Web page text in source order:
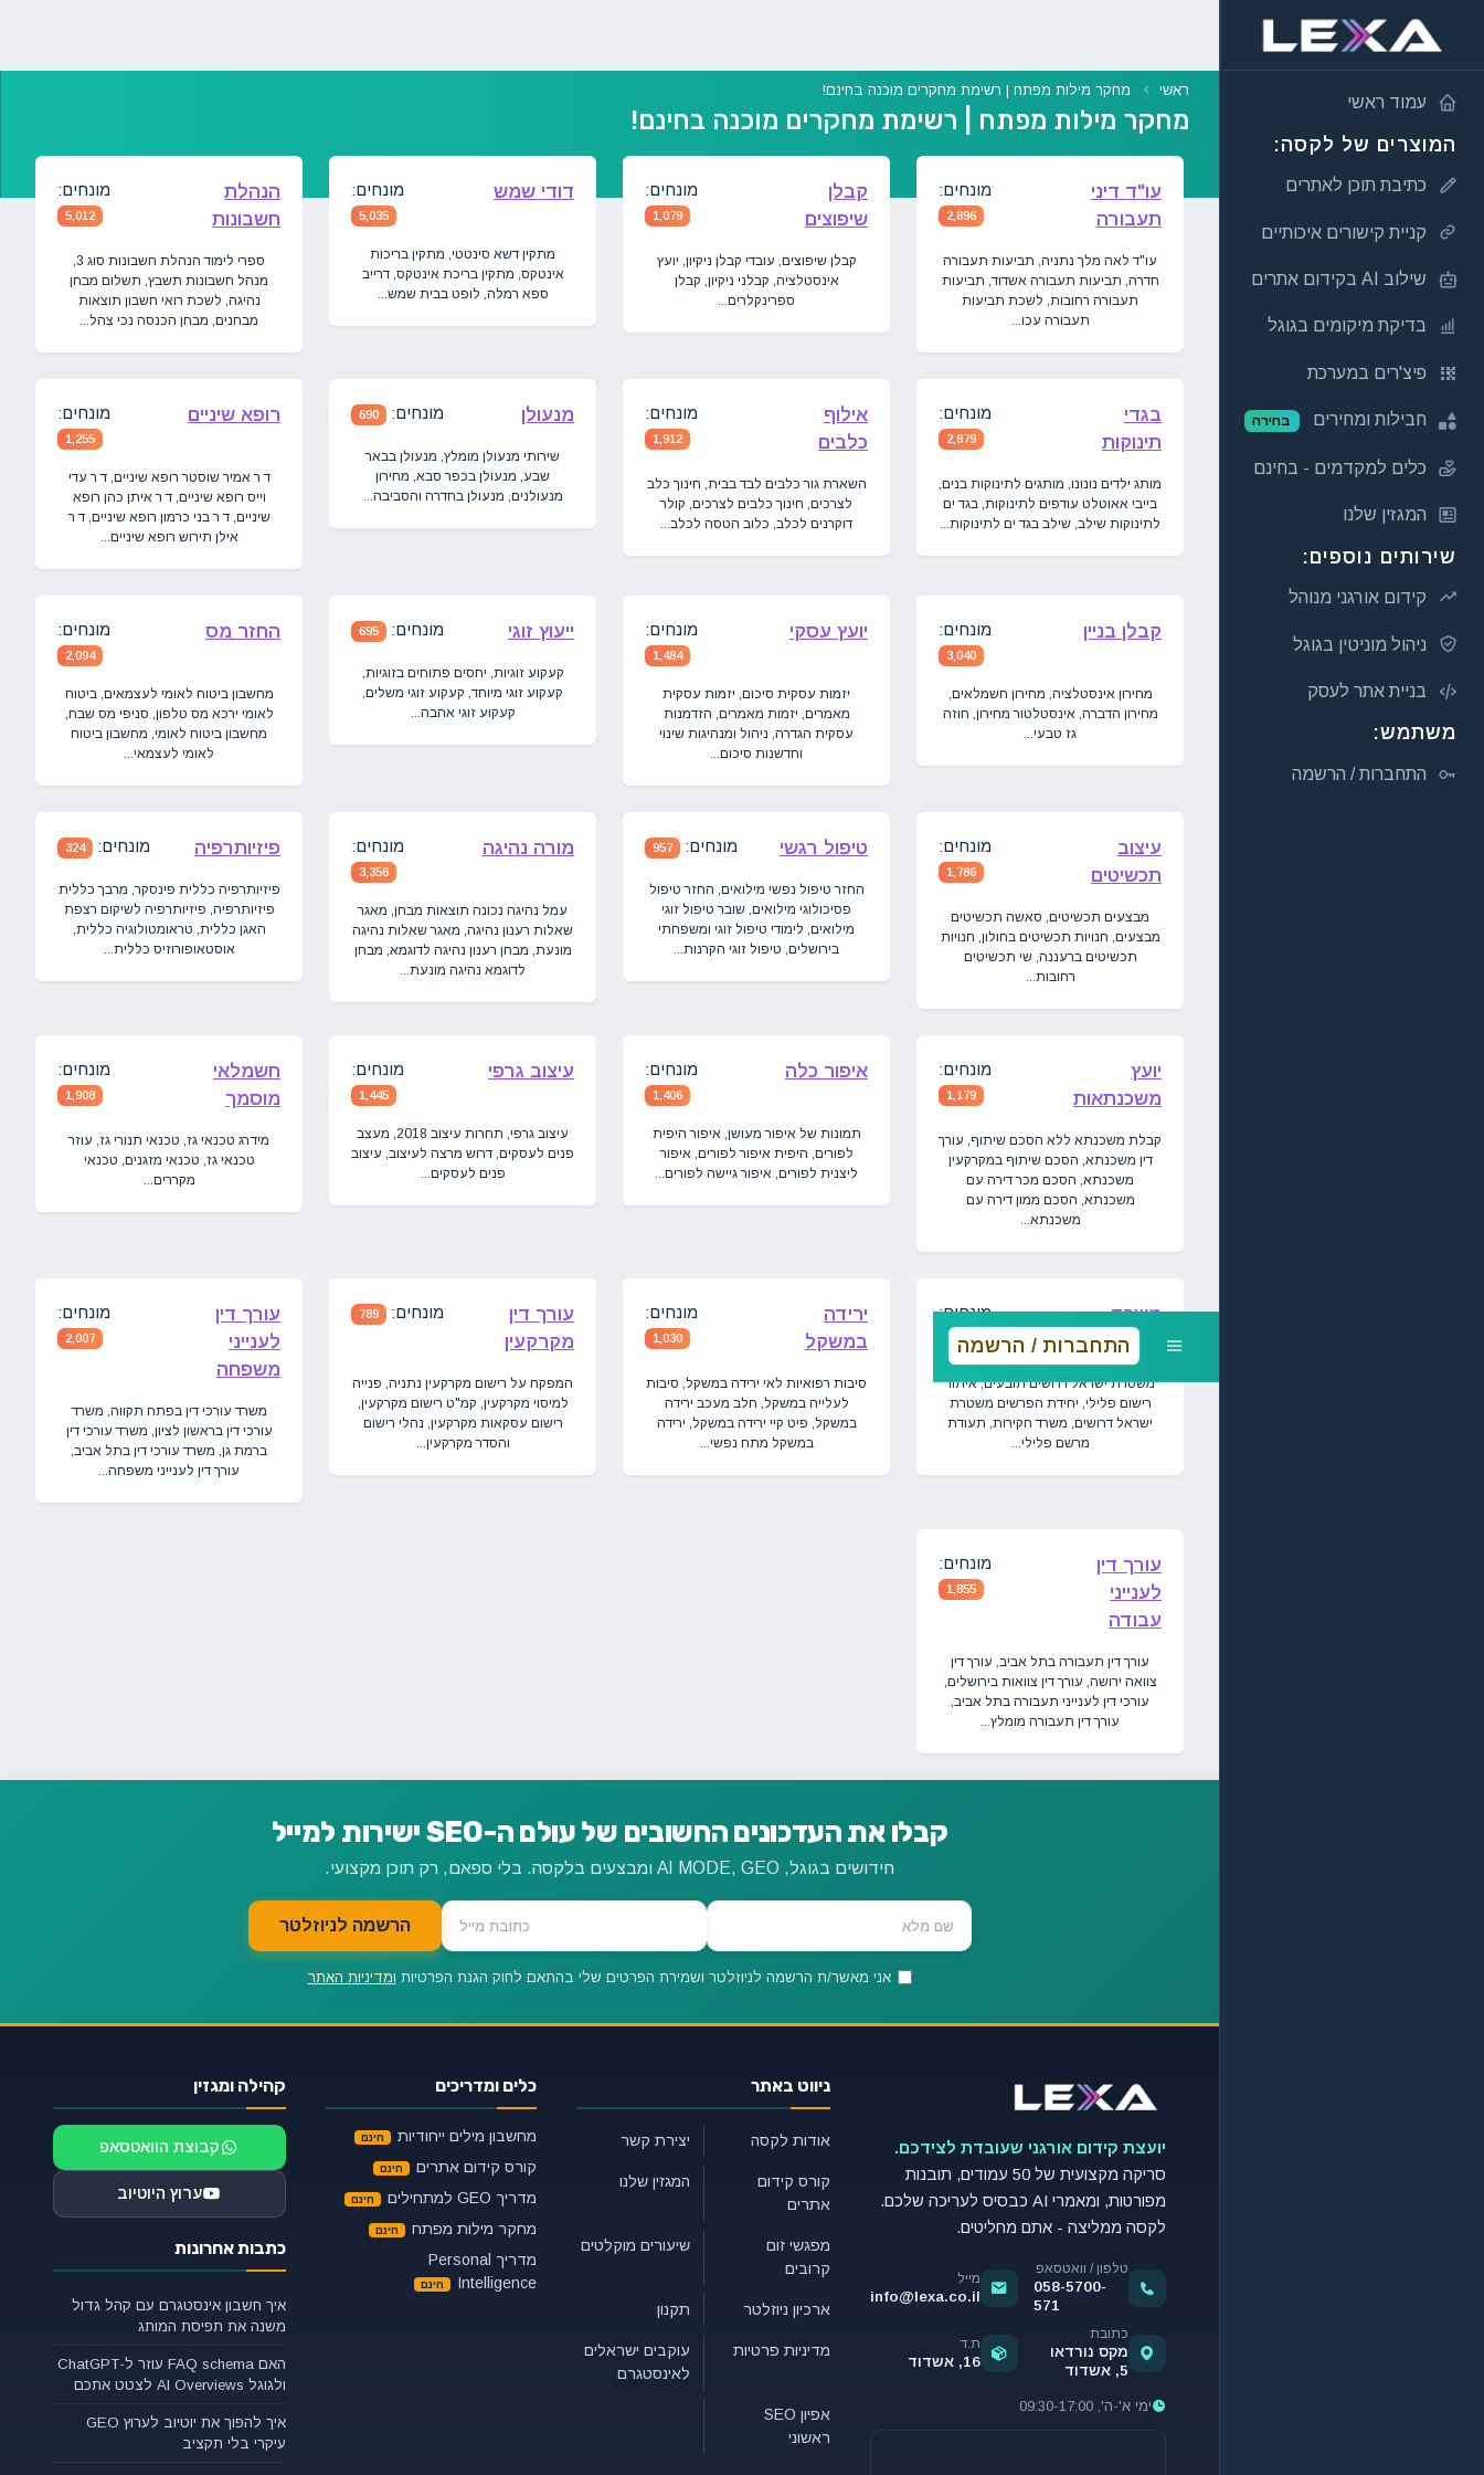
התחברות / הרשמה
עמוד ראשי
המוצרים של לקסה:
כתיבת תוכן לאתרים
קניית קישורים איכותיים
שילוב AI בקידום אתרים
בדיקת מיקומים בגוגל
פיצ'רים במערכת
חבילות ומחירים בחירה
כלים למקדמים - בחינם
המגזין שלנו
שירותים נוספים:
קידום אורגני מנוהל
ניהול מוניטין בגוגל
בניית אתר לעסק
משתמש:
התחברות / הרשמה
ראשי מחקר מילות מפתח | רשימת מחקרים מוכנה בחינם!
מחקר מילות מפתח | רשימת מחקרים מוכנה בחינם!
עו"ד דיני
תעבורה
מונחים:
2,896
עו"ד לאה מלך נתניה, תביעות תעבורה
חדרה, תביעות תעבורה אשדוד, תביעות
תעבורה רחובות, לשכת תביעות
תעבורה עכו...
קבלן
שיפוצים
מונחים:
1,079
קבלן שיפוצים, עובדי קבלן ניקיון, יועץ
אינסטלציה, קבלני ניקיון, קבלן
ספרינקלרים...
דודי שמש מונחים:
5,035
מתקין דשא סינטטי, מתקין בריכות
אינטקס, מתקין בריכת אינטקס, דרייב
ספא רמלה, לופט בבית שמש...
הנהלת
חשבונות
מונחים:
5,012
ספרי לימוד הנהלת חשבונות סוג 3,
מנהל חשבונות תשבץ, תשלום מבחן
נהיגה, לשכת רואי חשבון תוצאות
מבחנים, מבחן הכנסה נכי צהל...
בגדי
תינוקות
מונחים:
2,879
מותג ילדים נונונו, מותגים לתינוקות בנים,
בייבי אאוטלט עודפים לתינוקות, בגד ים
לתינוקות שילב, שילב בגד ים לתינוקות...
אילוף
כלבים
מונחים:
1,912
השארת גור כלבים לבד בבית, חינוך כלב
לצרכים, חינוך כלבים לצרכים, קולר
דוקרנים לכלב, כלוב הטסה לכלב...
מנעולן מונחים: 690
שירותי מנעולן מומלץ, מנעולן בבאר
שבע, מנעולן בכפר סבא, מחירון
מנעולנים, מנעולן בחדרה והסביבה...
רופא שיניים מונחים:
1,255
ד ר אמיר שוסטר רופא שיניים, ד ר עדי
וייס רופא שיניים, ד ר איתן כהן רופא
שיניים, ד ר בני כרמון רופא שיניים, ד ר
אילן תירוש רופא שיניים...
קבלן בניין מונחים:
3,040
מחירון אינסטלציה, מחירון חשמלאים,
מחירון הדברה, אינסטלטור מחירון, חוזה
גז טבעי...
יועץ עסקי מונחים:
1,484
יזמות עסקית סיכום, יזמות עסקית
מאמרים, יזמות מאמרים, הזדמנות
עסקית הגדרה, ניהול ומנהיגות שינוי
וחדשנות סיכום...
ייעוץ זוגי מונחים: 695
קעקוע זוגיות, יחסים פתוחים בזוגיות,
קעקוע זוגי מיוחד, קעקוע זוגי משלים,
קעקוע זוגי אהבה...
החזר מס מונחים:
2,094
מחשבון ביטוח לאומי לעצמאים, ביטוח
לאומי ירכא מס טלפון, סניפי מס שבח,
מחשבון ביטוח לאומי, מחשבון ביטוח
לאומי לעצמאי...
עיצוב
תכשיטים
מונחים:
1,786
מבצעים תכשיטים, סאשה תכשיטים
מבצעים, חנויות תכשיטים בחולון, חנויות
תכשיטים ברעננה, שי תכשיטים
רחובות...
טיפול רגשי מונחים: 957
החזר טיפול נפשי מילואים, החזר טיפול
פסיכולוגי מילואים, שובר טיפול זוגי
מילואים, לימודי טיפול זוגי ומשפחתי
בירושלים, טיפול זוגי הקרנות...
מורה נהיגה מונחים:
3,356
עמל נהיגה נכונה תוצאות מבחן, מאגר
שאלות רענון נהיגה, מאגר שאלות נהיגה
מונעת, מבחן רענון נהיגה לדוגמא, מבחן
לדוגמא נהיגה מונעת...
פיזיותרפיה מונחים: 324
פיזיותרפיה כללית פינסקר, מרבך כללית
פיזיותרפיה, פיזיותרפיה לשיקום רצפת
האגן כללית, טראומטולוגיה כללית,
אוסטאופורוזיס כללית...
יועץ
משכנתאות
מונחים:
1,179
קבלת משכנתא ללא הסכם שיתוף, עורך
דין משכנתא, הסכם שיתוף במקרקעין
משכנתא, הסכם מכר דירה עם
משכנתא, הסכם ממון דירה עם
משכנתא...
איפור כלה מונחים:
1,406
תמונות של איפור מעושן, איפור היפית
לפורים, היפית איפור לפורים, איפור
ליצנית לפורים, איפור גיישה לפורים...
עיצוב גרפי מונחים:
1,445
עיצוב גרפי, תחרות עיצוב 2018, מעצב
פנים לעסקים, דרוש מרצה לעיצוב, עיצוב
פנים לעסקים...
חשמלאי
מוסמך
מונחים:
1,908
מידרג טכנאי גז, טכנאי תנורי גז, עוזר
טכנאי גז, טכנאי מזגנים, טכנאי
מקררים...
משרד
חקירות
מונחים:
1,767
משטרת ישראל דרושים תובעים, איתור
רישום פלילי, יחידת הפרשים משטרת
ישראל דרושים, משרד חקירות, תעודת
מרשם פלילי...
ירידה
במשקל
מונחים:
1,030
סיבות רפואיות לאי ירידה במשקל, סיבות
לעלייה במשקל, חלב מעכב ירידה
במשקל, פיט קיי ירידה במשקל, ירידה
במשקל מתח נפשי...
עורך דין
מקרקעין
מונחים: 789
המפקח על רישום מקרקעין נתניה, פנייה
למיסוי מקרקעין, קמ"ט רישום מקרקעין,
רישום עסקאות מקרקעין, נהלי רישום
והסדר מקרקעין...
עורך דין
לענייני
משפחה
מונחים:
2,007
משרד עורכי דין בפתח תקווה, משרד
עורכי דין בראשון לציון, משרד עורכי דין
ברמת גן, משרד עורכי דין בתל אביב,
עורך דין לענייני משפחה...
עורך דין
לענייני
עבודה
מונחים:
1,855
עורך דין תעבורה בתל אביב, עורך דין
צוואה ירושה, עורך דין צוואות בירושלים,
עורכי דין לענייני תעבורה בתל אביב,
עורך דין תעבורה מומלץ...
קבלו את העדכונים החשובים של עולם ה-SEO ישירות למייל
חידושים בגוגל, AI MODE, GEO ומבצעים בלקסה. בלי ספאם, רק תוכן מקצועי.
הרשמה לניוזלטר
אני מאשר/ת הרשמה לניוזלטר ושמירת הפרטים שלי בהתאם לחוק הגנת הפרטיות ומדיניות האתר
יועצת קידום אורגני שעובדת לצידכם.
סריקה מקצועית של 50 עמודים, תובנות
מפורטות, ומאמרי AI כבסיס לעריכה שלכם.
לקסה ממליצה - אתם מחליטים.
טלפון / וואטסאפ
058-5700-
571
מייל
info@lexa.co.il
כתובת
מקס נורדאו
5, אשדוד
ת.ד
16, אשדוד
ימי א'-ה', 09:30-17:00
ניווט באתר
אודות לקסה יצירת קשר
קורס קידום
אתרים
המגזין שלנו
מפגשי זום
קרובים
שיעורים מוקלטים
ארכיון ניוזלטר תקנון
מדיניות פרטיות
עוקבים ישראלים
לאינסטגרם
אפיון SEO
ראשוני
כלים ומדריכים
מחשבון מילים ייחודיות
קורס קידום אתרים
מדריך GEO למתחילים
מחקר מילות מפתח
מדריך Personal
Intelligence
קהילה ומגזין
קבוצת הוואטסאפ
ערוץ היוטיוב
כתבות אחרונות
איך חשבון אינסטגרם עם קהל גדול
משנה את תפיסת המותג
האם FAQ schema עוזר ל-ChatGPT
ולגוגל AI Overviews לצטט אתכם
איך להפוך את יוטיוב לערוץ GEO
עיקרי בלי תקציב